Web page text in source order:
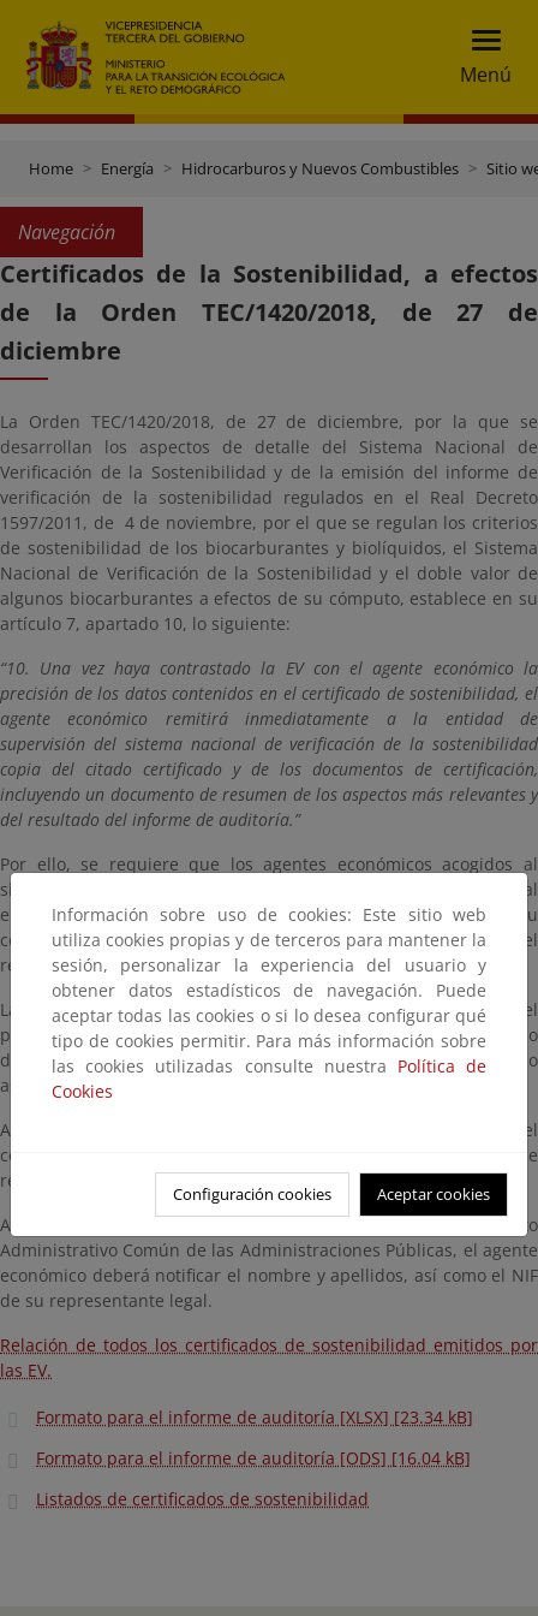
Menú
Home Energía Hidrocarburos y Nuevos Combustibles Sitio
Navegación
Certificados de la Sostenibilidad, a efectos
de la Orden TEC/1420/2018, de 27 de
diciembre
La Orden TEC/1420/2018, de 27 de diciembre, por la que se
desarrollan los aspectos de detalle del Sistema Nacional de
Verificación de la Sostenibilidad y de la emisión del informe de
verificación de la sostenibilidad regulados en el Real Decreto
1597/2011, de 4 de noviembre, por el que se regulan los criterios
de sostenibilidad de los biocarburantes y biolíquidos, el Sistema
Nacional de Verificación de la Sostenibilidad y el doble valor de
algunos biocarburantes a efectos de su cómputo, establece en su
artículo 7, apartado 10, lo siguiente:
“10. Una vez haya contrastado la EV con el agente económico la
precisión de los datos contenidos en el certificado de sostenibilidad, el
agente económico remitirá inmediatamente a la entidad de
supervisión del sistema nacional de verificación de la sostenibilidad
copia del citado certificado y de los documentos de certificación,
incluyendo un documento de resumen de los aspectos más relevantes y
del resultado del informe de auditoría.”
Por ello, se requiere que los agentes económicos acogidos al
sistema nacional de verificación de la sostenibilidad, procedan al
envío de los certificados de sostenibilidad válidos, con su
correspondiente anexo, así como del documento resumen y el
resultado del informe de auditoría según lo previsto.
La remisión de la citada información se realizará mediante el
punto deRegistro General de Acceso, indicando como organismo
destinatario a la “Subdirección General de Hidrocarburos” y como
asunto “Certificado de la Sostenibilidad de Biocombustibles”.
Así mismo, el agente económico puede notificar la remisión del
certificado mediante el envío de una copia del justificante de
registro al buzón de nuestra subdirecciónbzn-SGH@miteco.es
A efectos de la Ley 39/2015, de 1 de octubre, del Procedimiento
Administrativo Común de las Administraciones Públicas, el agente
económico deberá notificar el nombre y apellidos, así como el NIF
de su representante legal.
Relación de todos los certificados de sostenibilidad emitidos por
las EV.
Formato para el informe de auditoría [XLSX] [23.34 kB]
Formato para el informe de auditoría [ODS] [16.04 kB]
Listados de certificados de sostenibilidad
Información sobre uso de cookies: Este sitio web
utiliza cookies propias y de terceros para mantener la
sesión, personalizar la experiencia del usuario y
obtener datos estadísticos de navegación. Puede
aceptar todas las cookies o si lo desea configurar qué
tipo de cookies permitir. Para más información sobre
las cookies utilizadas consulte nuestra Política de
Cookies
Configuración cookies Aceptar cookies